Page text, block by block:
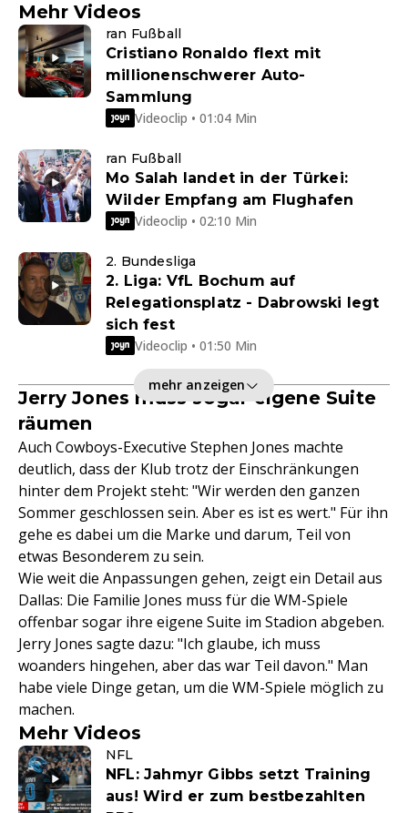
Mehr Videos
ran Fußball
Cristiano Ronaldo flext mit
millionenschwerer Auto-
Sammlung
Videoclip • 01:04 Min
ran Fußball
Mo Salah landet in der Türkei:
Wilder Empfang am Flughafen
Videoclip • 02:10 Min
2. Bundesliga
2. Liga: VfL Bochum auf
Relegationsplatz - Dabrowski legt
sich fest
Videoclip • 01:50 Min
mehr anzeigen
Jerry Jones muss sogar eigene Suite
räumen
Auch Cowboys-Executive Stephen Jones machte
deutlich, dass der Klub trotz der Einschränkungen
hinter dem Projekt steht: "Wir werden den ganzen
Sommer geschlossen sein. Aber es ist es wert." Für ihn
gehe es dabei um die Marke und darum, Teil von
etwas Besonderem zu sein.
Wie weit die Anpassungen gehen, zeigt ein Detail aus
Dallas: Die Familie Jones muss für die WM-Spiele
offenbar sogar ihre eigene Suite im Stadion abgeben.
Jerry Jones sagte dazu: "Ich glaube, ich muss
woanders hingehen, aber das war Teil davon." Man
habe viele Dinge getan, um die WM-Spiele möglich zu
machen.
Mehr Videos
NFL
NFL: Jahmyr Gibbs setzt Training
aus! Wird er zum bestbezahlten